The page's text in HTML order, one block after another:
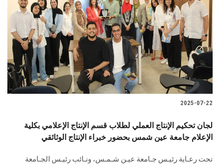
2025-07-22
لجان تحكيم الإنتاج العملي لطلاب قسم الإنتاج الإعلامي بكلية
الإعلام جامعة عين شمس بحضور خبراء الإنتاج الوثائقي
تحت رعـاية رئيـس جـامعة عيـن شـمـس، ونـائب رئيـس الجـامعة